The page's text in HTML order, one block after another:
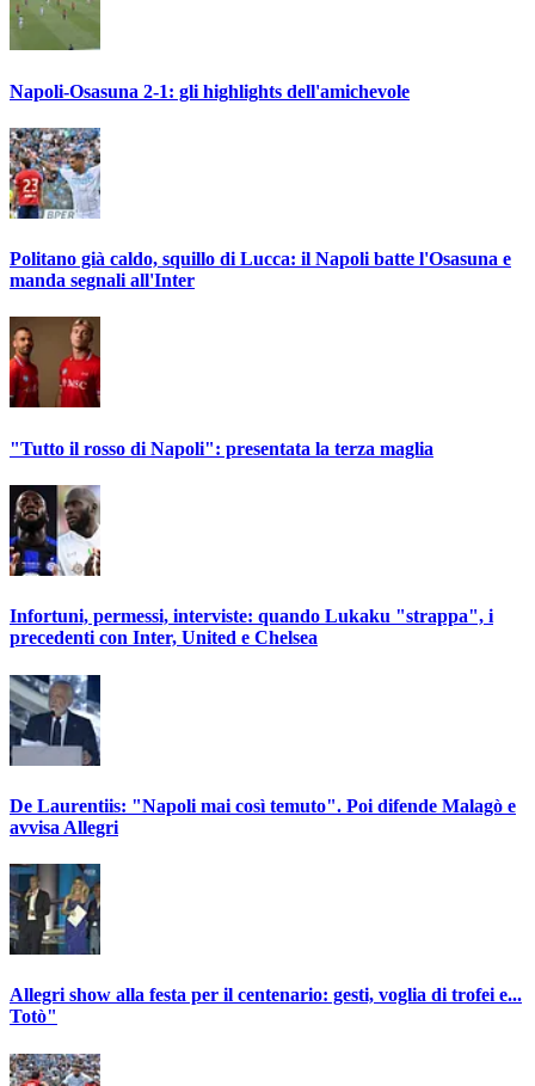
Napoli-Osasuna 2-1: gli highlights dell'amichevole
Politano già caldo, squillo di Lucca: il Napoli batte l'Osasuna e
manda segnali all'Inter
"Tutto il rosso di Napoli": presentata la terza maglia
Infortuni, permessi, interviste: quando Lukaku "strappa", i
precedenti con Inter, United e Chelsea
De Laurentiis: "Napoli mai così temuto". Poi difende Malagò e
avvisa Allegri
Allegri show alla festa per il centenario: gesti, voglia di trofei e...
Totò"